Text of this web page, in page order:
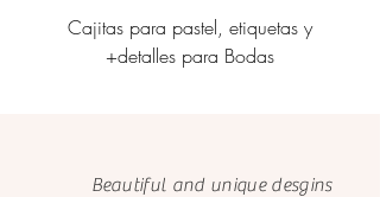
Cajitas para pastel, etiquetas y
+detalles para Bodas
Beautiful and unique desgins